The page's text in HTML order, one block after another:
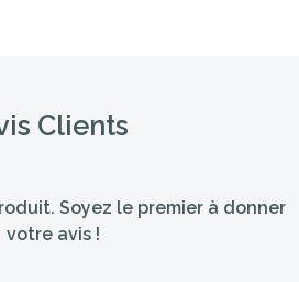
Clients
Soyez le premier à donner
votre avis !